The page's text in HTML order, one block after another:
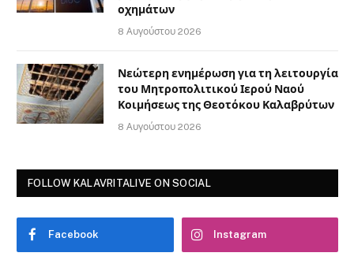
οχημάτων
8 Αυγούστου 2026
Νεώτερη ενημέρωση για τη λειτουργία
του Μητροπολιτικού Ιερού Ναού
Κοιμήσεως της Θεοτόκου Καλαβρύτων
8 Αυγούστου 2026
FOLLOW KALAVRITALIVE ON SOCIAL
Facebook Instagram